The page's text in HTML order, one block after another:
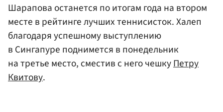
Шарапова останется по итогам года на втором
месте в рейтинге лучших теннисисток. Халеп
благодаря успешному выступлению
в Сингапуре поднимется в понедельник
на третье место, сместив с него чешкуПетру
Квитову.